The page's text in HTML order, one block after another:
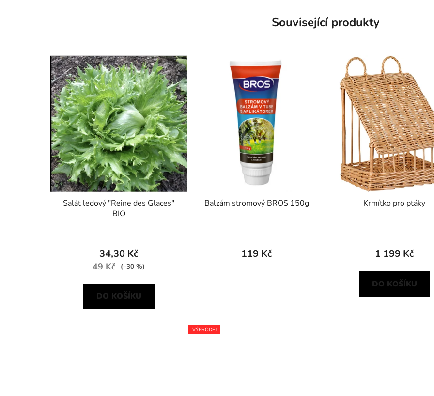
Související produkty
Salát ledový "Reine des Glaces"
BIO
34,30 Kč
49 Kč (–30 %)
DO KOŠÍKU
Balzám stromový BROS 150g
119 Kč
Krmítko pro ptáky
1 199 Kč
DO KOŠÍKU
VÝPRODEJ